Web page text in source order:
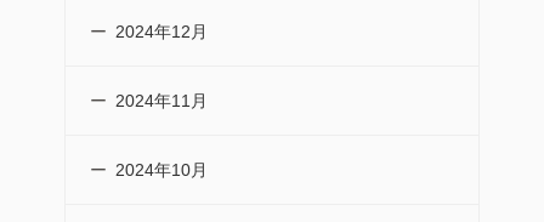
2024年12月
2024年11月
2024年10月